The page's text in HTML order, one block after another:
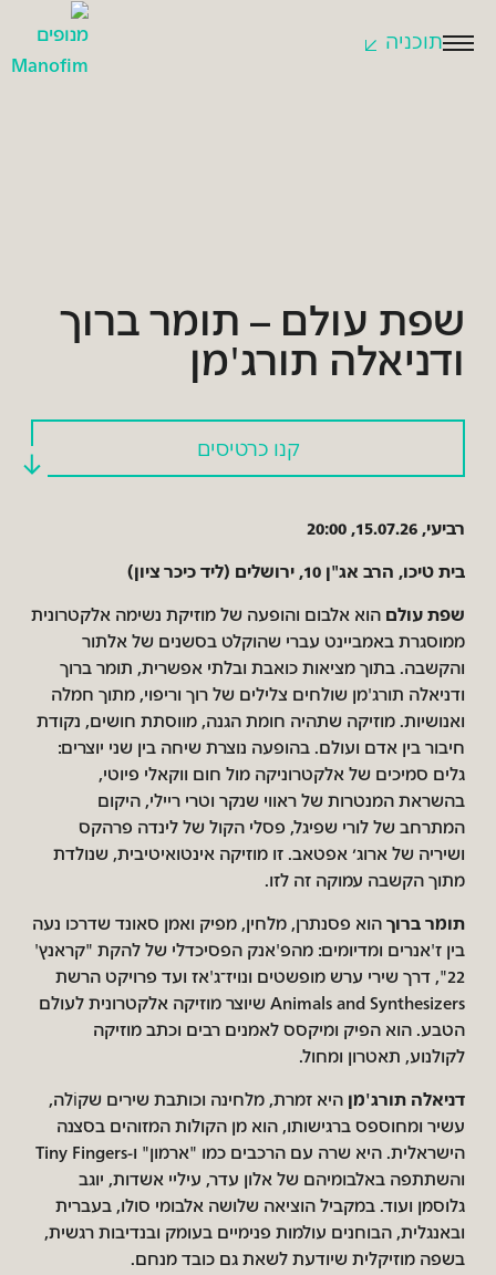
תוכניה
שפת עולם – תומר ברוך
ודניאלה תורג'מן
קנו כרטיסים
רביעי, 15.07.26, 20:00
בית טיכו, הרב אג"ן 10, ירושלים (ליד כיכר ציון)
שפת עולםהוא אלבום והופעה של מוזיקת נשימה אלקטרונית
ממוסגרת באמביינט עברי שהוקלט בסשנים של אלתור
והקשבה. בתוך מציאות כואבת ובלתי אפשרית, תומר ברוך
ודניאלה תורג'מן שולחים צלילים של רוך וריפוי, מתוך חמלה
ואנושיות. מוזיקה שתהיה חומת הגנה, מווסתת חושים, נקודת
חיבור בין אדם ועולם. בהופעה נוצרת שיחה בין שני יוצרים:
גלים סמיכים של אלקטרוניקה מול חום ווקאלי פיוטי,
בהשראת המנטרות של ראווי שנקר וטרי ריילי, היקום
המתרחב של לורי שפיגל, פסלי הקול של לינדה פרהקס
ושיריה של ארוג׳ אפטאב. זו מוזיקה אינטואיטיבית, שנולדת
מתוך הקשבה עמוקה זה לזו.
תומר ברוךהוא פסנתרן, מלחין, מפיק ואמן סאונד שדרכו נעה
בין ז'אנרים ומדיומים: מהפ'אנק הפסיכדלי של להקת "קראנץ'
22", דרך שירי ערש מופשטים ונויז־ג'אז ועד פרויקט הרשת
Animals and Synthesizers שיוצר מוזיקה אלקטרונית לעולם
הטבע. הוא הפיק ומיקסס לאמנים רבים וכתב מוזיקה
לקולנוע, תאטרון ומחול.
דניאלה תורג'מןהיא זמרת, מלחינה וכותבת שירים שקוֹלה,
עשיר ומחוספס ברגישותו, הוא מן הקולות המזוהים בסצנה
הישראלית. היא שרה עם הרכבים כמו "ארמון" ו-Tiny Fingers
והשתתפה באלבומיהם של אלון עדר, עיליי אשדות, יוגב
גלוסמן ועוד. במקביל הוציאה שלושה אלבומי סולו, בעברית
ובאנגלית, הבוחנים עולמות פנימיים בעומק ובנדיבות רגשית,
בשפה מוזיקלית שיודעת לשאת גם כובד מנחם.